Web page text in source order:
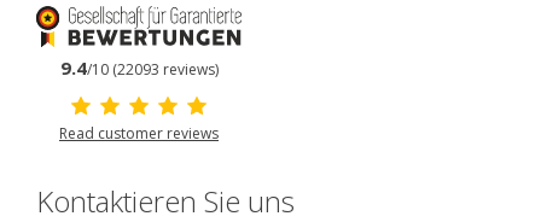
9.4/10 (22093 reviews)
Read customer reviews
Kontaktieren Sie uns